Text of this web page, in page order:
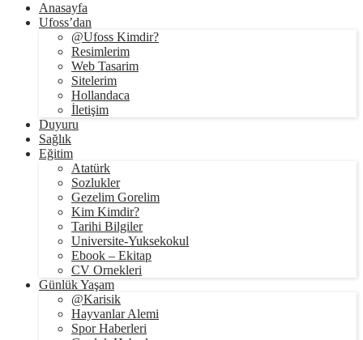
Anasayfa
Ufoss’dan
@Ufoss Kimdir?
Resimlerim
Web Tasarim
Sitelerim
Hollandaca
İletişim
Duyuru
Sağlık
Eğitim
Atatürk
Sozlukler
Gezelim Gorelim
Kim Kimdir?
Tarihi Bilgiler
Universite-Yuksekokul
Ebook – Ekitap
CV Ornekleri
Günlük Yaşam
@Karisik
Hayvanlar Alemi
Spor Haberleri